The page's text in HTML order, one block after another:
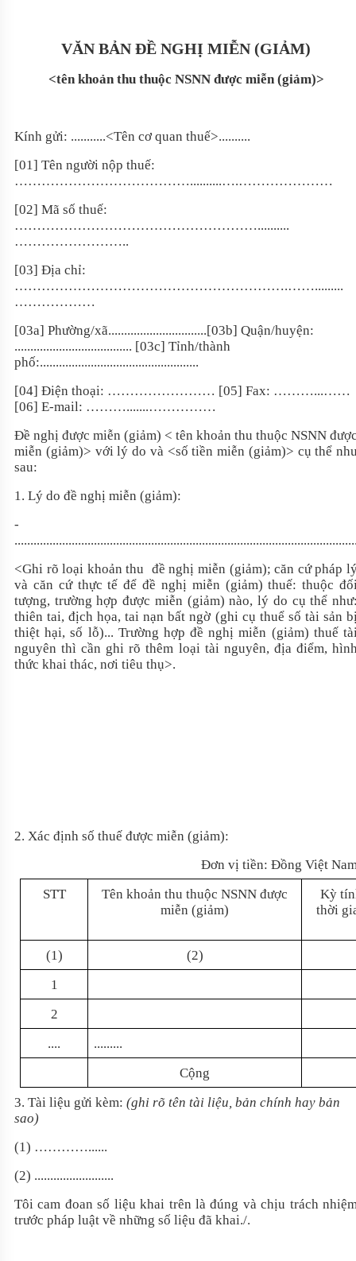
VĂN BẢN ĐỀ NGHỊ MIỄN (GIẢM)
<tên khoản thu thuộc NSNN được miễn (giảm)>
Kính gửi: ...........<Tên cơ quan thuế>..........
[01] Tên người nộp thuế:
…………………………………..........….…………………
[02] Mã số thuế:
………………………………………………..........
……………………..
[03] Địa chỉ:
…………………………………………………….…….........
………………
[03a] Phường/xã...............................[03b] Quận/huyện:
..................................... [03c] Tỉnh/thành
phố:..................................................
[04] Điện thoại: …………………… [05] Fax: ………...……
[06] E-mail: ……….......……………
Đề nghị được miễn (giảm) < tên khoản thu thuộc NSNN
miễn (giảm)> với lý do và <số tiền miễn (giảm)> cụ thể
sau:
1. Lý do đề nghị miễn (giảm):
-
<Ghi rõ loại khoản thu đề nghị miễn (giảm); căn cứ pháp
và căn cứ thực tế để đề nghị miễn (giảm) thuế: thuộc
tượng, trường hợp được miễn (giảm) nào, lý do cụ thể
thiên tai, địch họa, tai nạn bất ngờ (ghi cụ thuể số tài sản
thiệt hại, số lỗ)... Trường hợp đề nghị miễn (giảm) thuế
nguyên thì cần ghi rõ thêm loại tài nguyên, địa điểm,
thức khai thác, nơi tiêu thụ>.
2. Xác định số thuế được miễn (giảm):
Đơn vị tiền: Đồng Việt
STT
Tên khoản thu thuộc NSNN được
miễn (giảm)
Kỳ
thời
(1)
(2)
1
2
....
.........
Cộng
3. Tài liệu gửi kèm: (ghi rõ tên tài liệu, bản chính hay bản
sao)
(1) …………......
(2) .........................
Tôi cam đoan số liệu khai trên là đúng và chịu trách
trước pháp luật về những số liệu đã khai./.